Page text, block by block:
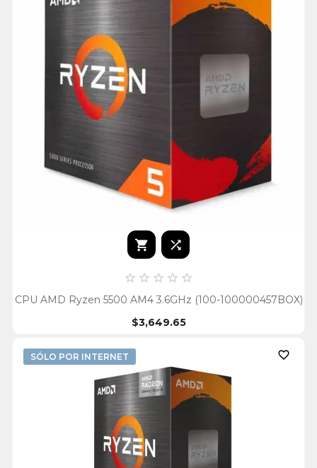
 
    
CPU AMD Ryzen 5500 AM4 3.6GHz (100-100000457BOX)
$3,649.65
SÓLO POR INTERNET 